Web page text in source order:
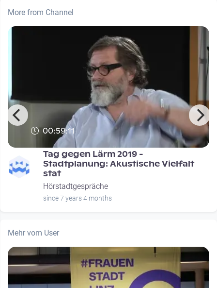
More from Channel
00:59:11
Tag gegen Lärm 2019 -
Stadtplanung: Akustische Vielfalt
stat
Hörstadtgespräche
since 7 years 4 months
Mehr vom User